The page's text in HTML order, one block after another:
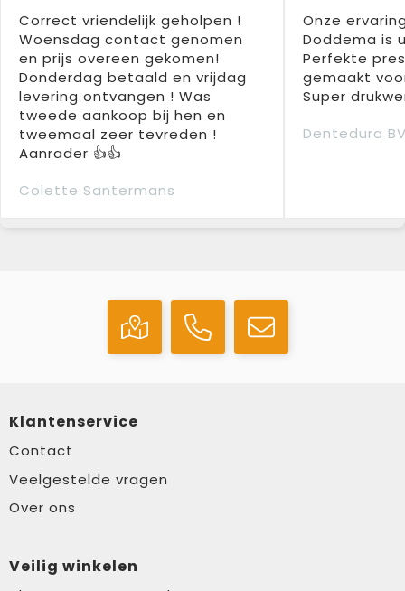
Correct vriendelijk geholpen !
Woensdag contact genomen
en prijs overeen gekomen!
Donderdag betaald en vrijdag
levering ontvangen ! Was
tweede aankoop bij hen en
tweemaal zeer tevreden !
Aanrader 👍👍
Colette Santermans
Onze
Doddema is
Perfekte
gemaakt
Super
Dentedura
Klantenservice
Contact
Veelgestelde vragen
Over ons
Veilig winkelen